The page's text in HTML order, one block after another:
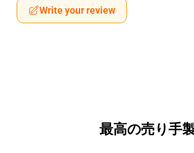
Write your review
最高の売り手